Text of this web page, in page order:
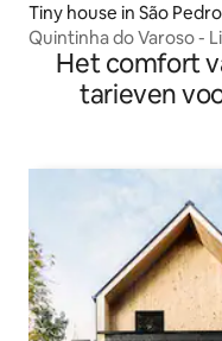
Tiny house in São Pedro
Quintinha do Varoso -
Het comfort
tarieven